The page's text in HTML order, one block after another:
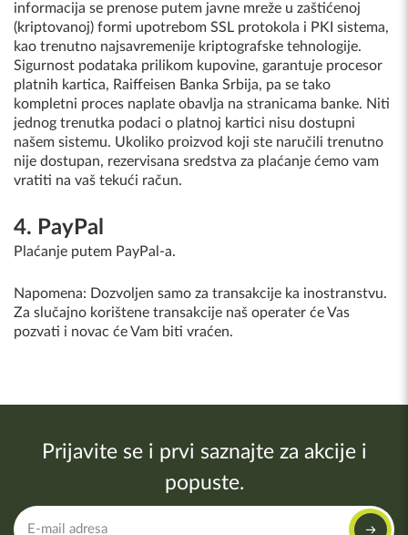
informacija se prenose putem javne mreže u zaštićenoj
(kriptovanoj) formi upotrebom SSL protokola i PKI sistema,
kao trenutno najsavremenije kriptografske tehnologije.
Sigurnost podataka prilikom kupovine, garantuje procesor
platnih kartica, Raiffeisen Banka Srbija, pa se tako
kompletni proces naplate obavlja na stranicama banke. Niti
jednog trenutka podaci o platnoj kartici nisu dostupni
našem sistemu. Ukoliko proizvod koji ste naručili trenutno
nije dostupan, rezervisana sredstva za plaćanje ćemo vam
vratiti na vaš tekući račun.
4. PayPal
Plaćanje putem PayPal-a.
Napomena: Dozvoljen samo za transakcije ka inostranstvu.
Za slučajno korištene transakcije naš operater će Vas
pozvati i novac će Vam biti vraćen.
Prijavite se i prvi saznajte za akcije i
popuste.